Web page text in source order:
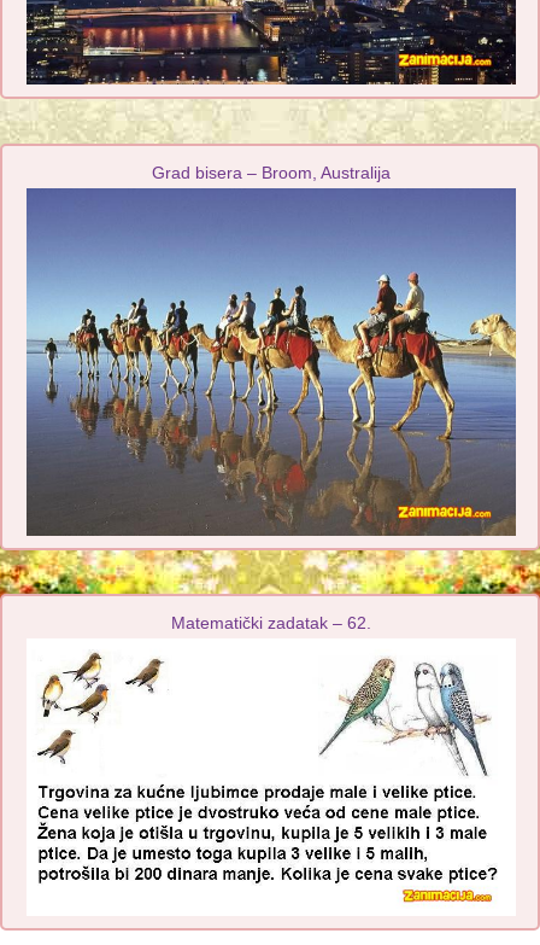
Grad bisera – Broom, Australija
Matematički zadatak – 62.